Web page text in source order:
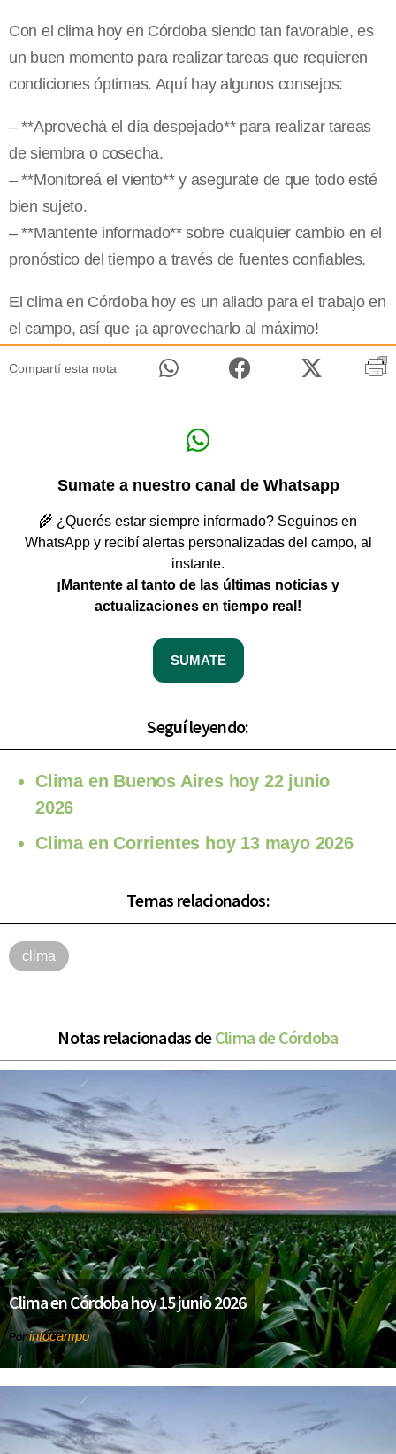
Con el clima hoy en Córdoba siendo tan favorable, es
un buen momento para realizar tareas que requieren
condiciones óptimas. Aquí hay algunos consejos:
– **Aprovechá el día despejado** para realizar tareas
de siembra o cosecha.
– **Monitoreá el viento** y asegurate de que todo esté
bien sujeto.
– **Mantente informado** sobre cualquier cambio en el
pronóstico del tiempo a través de fuentes confiables.
El clima en Córdoba hoy es un aliado para el trabajo en
el campo, así que ¡a aprovecharlo al máximo!
Compartí esta nota
Sumate a nuestro canal de Whatsapp
🌾 ¿Querés estar siempre informado? Seguinos en
WhatsApp y recibí alertas personalizadas del campo, al
instante.
¡Mantente al tanto de las últimas noticias y
actualizaciones en tiempo real!
SUMATE
Seguí leyendo:
Clima en Buenos Aires hoy 22 junio
2026
Clima en Corrientes hoy 13 mayo 2026
Temas relacionados:
clima
Notas relacionadas deClima de Córdoba
Clima en Córdoba hoy 15 junio 2026
Porinfocampo